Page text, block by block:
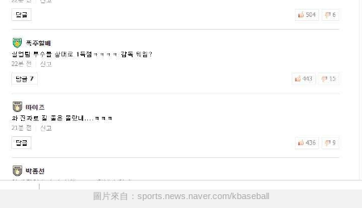
圖片來自：sports.news.naver.com/kbaseball